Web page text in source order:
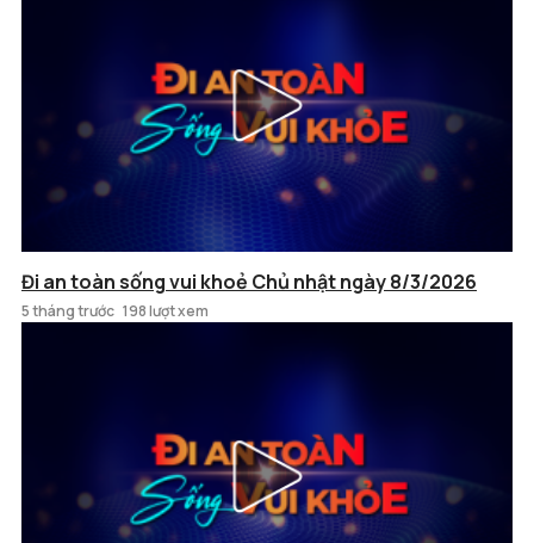
Đi an toàn sống vui khoẻ Chủ nhật ngày 8/3/2026
5 tháng trước 198 lượt xem